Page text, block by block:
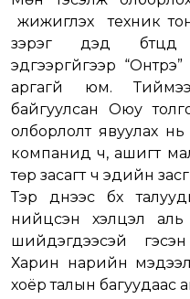
жижиглэх техник
зэрэг дэд
эдгээргүйгээр
аргагүй юм.
байгуулсан Оюу
олборлолт явуулах
компанид ч, ашигт
төр засагт ч эдийн
Тэр үүднээс бүх
нийцсэн хэлцэл аль
шийдэгдээсэй
Харин нарийн
хоёр талын багуудаас